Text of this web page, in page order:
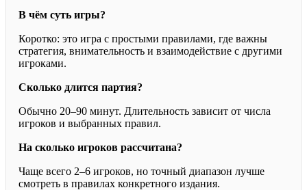
В чём суть игры?
Коротко: это игра с простыми правилами, где важны
стратегия, внимательность и взаимодействие с другими
игроками.
Сколько длится партия?
Обычно 20–90 минут. Длительность зависит от числа
игроков и выбранных правил.
На сколько игроков рассчитана?
Чаще всего 2–6 игроков, но точный диапазон лучше
смотреть в правилах конкретного издания.